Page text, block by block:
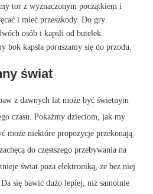
tor z wyznaczonym początkiem i
i mieć przeszkody. Do gry
osób i kapsli od butelek.
bok kapsla poruszamy się do przodu.
świat
z dawnych lat może być świetnym
czasu. Pokażmy dzieciom, jak my
może niektóre propozycje przekonają
do częstszego przebywania na
świat poza elektroniką, że bez niej
się bawić dużo lepiej, niż samotnie